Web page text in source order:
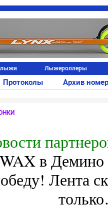
лыжи Лыжероллеры
Протоколы Архив
в
Лента